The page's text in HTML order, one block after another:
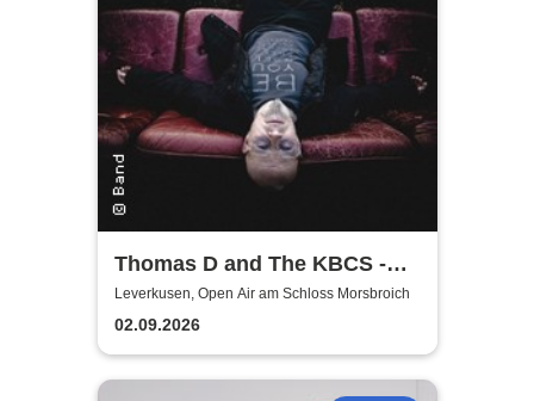
Thomas D and The KBCS -
Neocortex Tour 2026
Leverkusen, Open Air am Schloss Morsbroich
02.09.2026